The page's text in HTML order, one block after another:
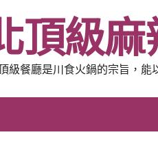
頂級
級餐廳是川食火鍋的宗旨，